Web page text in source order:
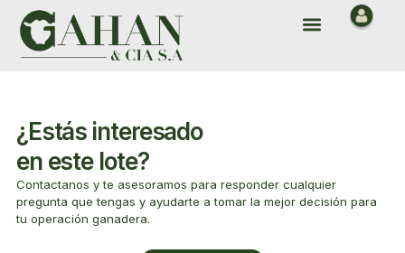
contenido
Menu
¿Estás interesado
en este lote?
Contactanos y te asesoramos para responder cualquier
pregunta que tengas y ayudarte a tomar la mejor decisión para
tu operación ganadera.